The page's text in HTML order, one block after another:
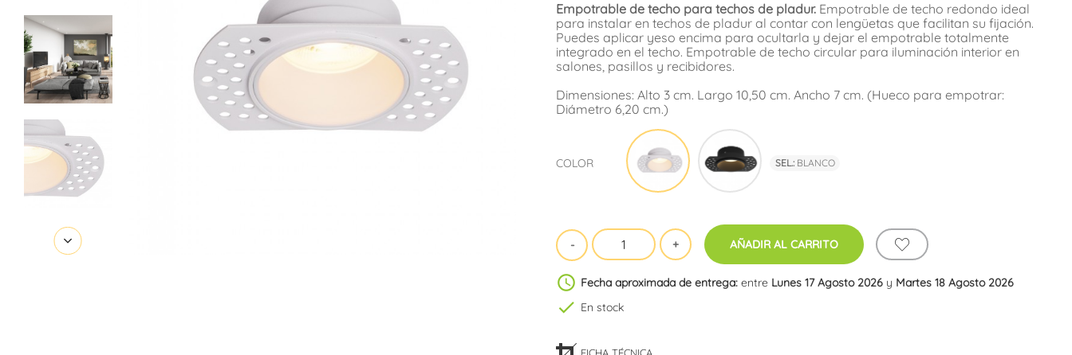
Empotrable de techo para techos de pladur. Empotrable de techo redondo ideal
para instalar en techos de pladur al contar con lengüetas que facilitan su fijación.
Puedes aplicar yeso encima para ocultarla y dejar el empotrable totalmente
integrado en el techo. Empotrable de techo circular para iluminación interior en
salones, pasillos y recibidores.
Dimensiones: Alto 3 cm. Largo 10,50 cm. Ancho 7 cm. (Hueco para empotrar:
Diámetro 6,20 cm.)
COLOR
Blanco
SEL.:BLANCO
AÑADIR AL CARRITO
schedule Fecha aproximada de entrega: entre Lunes 17 Agosto 2026 y Martes 18 Agosto 2026
check En stock